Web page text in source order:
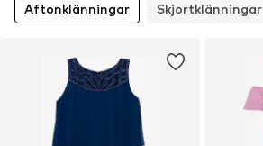
Aftonklänningar Skjortklänningar